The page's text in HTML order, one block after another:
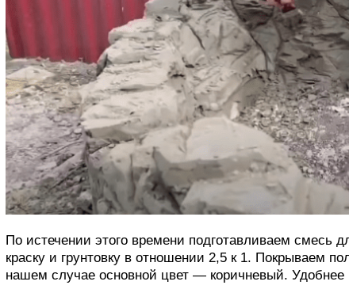
По истечении этого времени подготавливаем смесь
краску и грунтовку в отношении 2,5 к 1. Покрываем
нашем случае основной цвет — коричневый. Удобнее